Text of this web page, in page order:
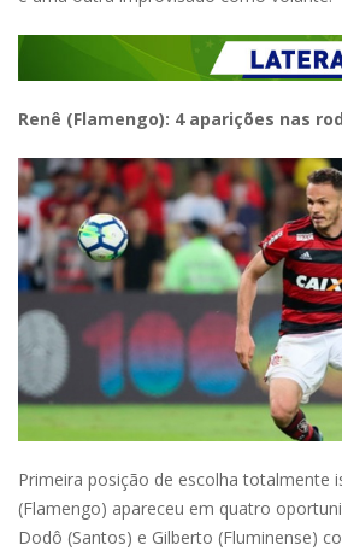
Renê (Flamengo): 4 aparições nas
Primeira posição de escolha totalmente
(Flamengo) apareceu em quatro
Dodô (Santos) e Gilberto (Fluminense)